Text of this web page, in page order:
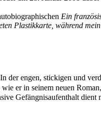
Ein
Plastikkarte, während
der engen, stickigen und
er in seinem neuen
Gefängnisaufenthalt